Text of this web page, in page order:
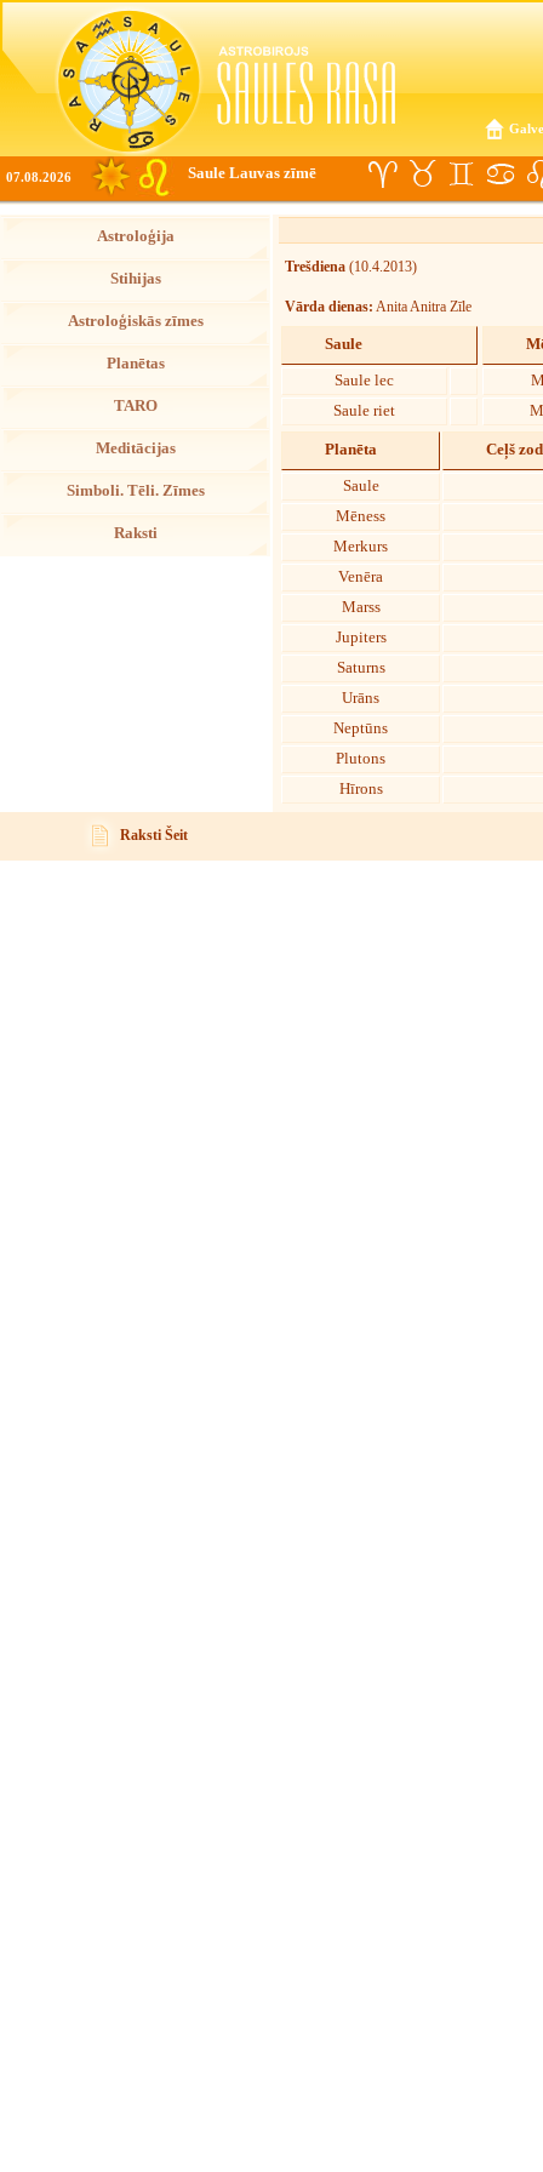
07.08.2026 Saule Lauvas zīmē
Astroloģija
Stihijas
Astroloģiskās zīmes
Planētas
TARO
Meditācijas
Simboli. Tēli. Zīmes
Raksti
Trešdiena (10.4.2013)
Vārda dienas: Anita Anitra Zīle
Saule
Saule lec
Saule riet
Planēta Ceļš
Saule
Mēness
Merkurs
Venēra
Marss
Jupiters
Saturns
Urāns
Neptūns
Plutons
Hīrons
Raksti Šeit